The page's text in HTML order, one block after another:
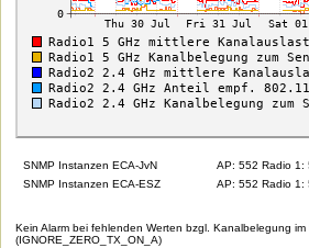
SNMP Instanzen ECA-JvN
AP: 552 Radio 1:
SNMP Instanzen ECA-ESZ
AP: 552 Radio 1:
Kein Alarm bei fehlenden Werten bzgl. Kanalbelegung im
(IGNORE_ZERO_TX_ON_A)